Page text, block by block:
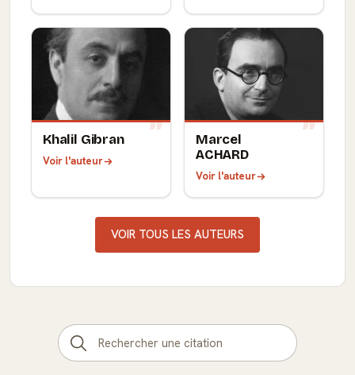
Khalil Gibran
Voir l'auteur
Marcel
ACHARD
Voir l'auteur
VOIR TOUS LES AUTEURS